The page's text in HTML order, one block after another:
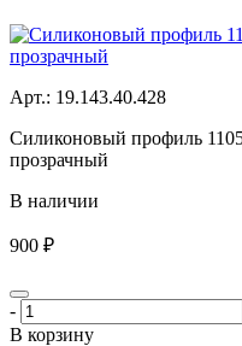
Aрт.: 19.143.40.428
Силиконовый профиль
прозрачный
В наличии
900 ₽
-
В корзину